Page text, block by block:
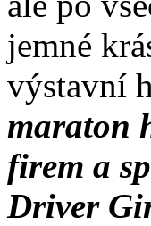
jemné
výstavní
maraton
firem a
Driver